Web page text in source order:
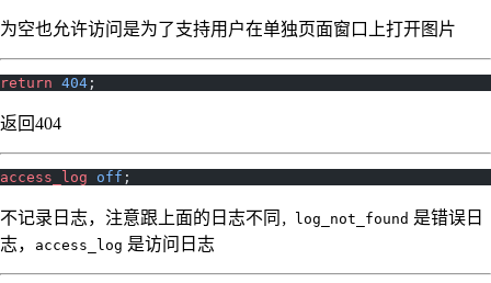
为空也允许访问是为了支持用户在单独页面窗口上打开图片
return 404 ;
返回404
access_log off ;
不记录日志，注意跟上面的日志不同 ，log_not_found 是错误日
志，
access_log 是访问日志